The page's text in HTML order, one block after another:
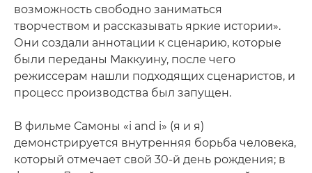
возможность свободно заниматься
творчеством и рассказывать яркие истории».
Они создали аннотации к сценарию, которые
были переданы Маккуину, после чего
режиссерам нашли подходящих сценаристов, и
процесс производства был запущен.
В фильме Самоны «i and i» (я и я)
демонстрируется внутренняя борьба человека,
который отмечает свой 30-й день рождения; в